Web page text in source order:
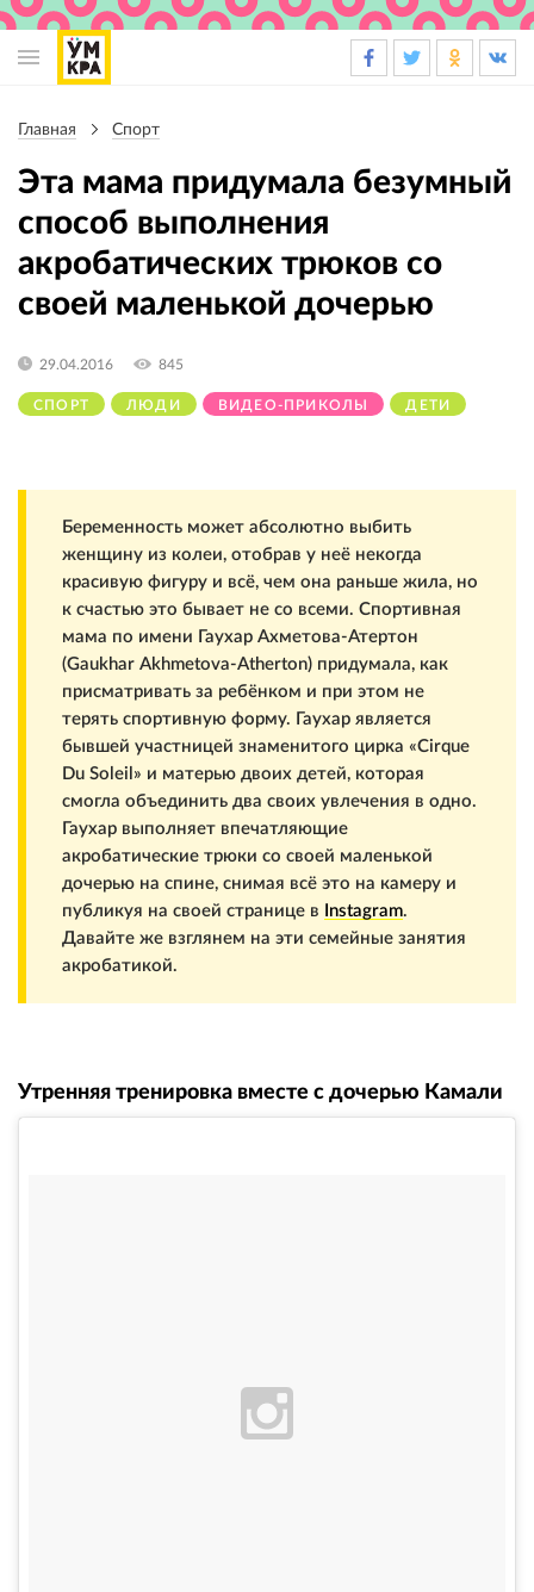
навигации
Главная Спорт
Эта мама придумала безумный
способ выполнения
акробатических трюков со
своей маленькой дочерью
СПОРТ ЛЮДИ ВИДЕО-ПРИКОЛЫ ДЕТИ
29.04.2016 845
Беременность может абсолютно выбить
женщину из колеи, отобрав у неё некогда
красивую фигуру и всё, чем она раньше жила, но
к счастью это бывает не со всеми. Спортивная
мама по имени Гаухар Ахметова-Атертон
(Gaukhar Akhmetova-Atherton) придумала, как
присматривать за ребёнком и при этом не
терять спортивную форму. Гаухар является
бывшей участницей знаменитого цирка «Cirque
Du Soleil» и матерью двоих детей, которая
смогла объединить два своих увлечения в одно.
Гаухар выполняет впечатляющие
акробатические трюки со своей маленькой
дочерью на спине, снимая всё это на камеру и
публикуя на своей странице в Instagram.
Давайте же взглянем на эти семейные занятия
акробатикой.
Утренняя тренировка вместе с дочерью Камали